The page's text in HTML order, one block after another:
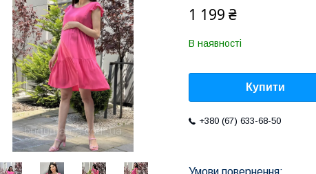
1 199 ₴
В наявності
Купити
+380 (67) 633-68-50